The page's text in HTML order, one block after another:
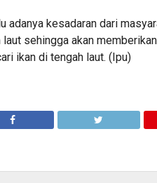
adanya kesadaran dari
sehingga akan
ikan di tengah laut. (Ipu)